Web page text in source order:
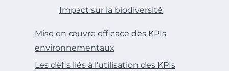
Impact sur la biodiversité
Mise en œuvre efficace des KPIs
environnementaux
Les défis liés à l’utilisation des KPIs